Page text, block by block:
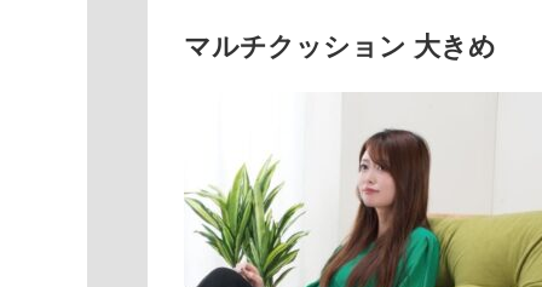
マルチクッション 大きめ